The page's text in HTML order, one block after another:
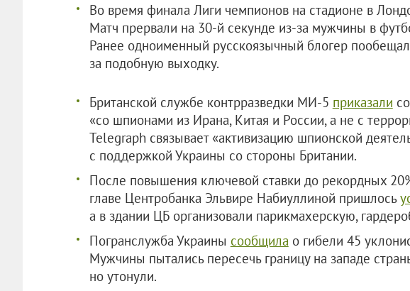
Во время финала Лиги чемпионов на стадионе в
Матч прервали на 30-й секунде из-за мужчины в
Ранее одноименный русскоязычный блогер
за подобную выходку.
Британской службе контрразведки МИ-5 приказали
«со шпионами из Ирана, Китая и России, а не с
Telegraph связывает «активизацию шпионской
с поддержкой Украины со стороны Британии.
После повышения ключевой ставки до рекордных
главе Центробанка Эльвире Набиуллиной пришлось
а в здании ЦБ организовали парикмахерскую,
Погранслужба Украины сообщила о гибели 45
Мужчины пытались пересечь границу на западе
но утонули.